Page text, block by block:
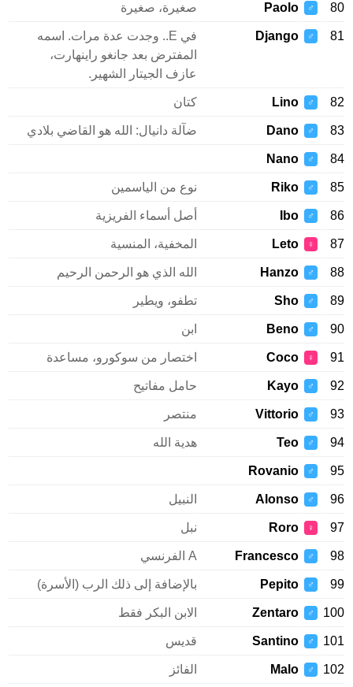
♂
Paolo صغيرة، صغيرة
♂
Django
في E.. وجدت عدة مرات. اسمه
المفترض بعد جانغو راينهارت،
عازف الجيتار الشهير.
♂
Lino كتان
♂
Dano ضآلة دانيال: الله هو القاضي بلادي
♂
Nano
♂
Riko نوع من الياسمين
♂
Ibo أصل أسماء الفريزية
♀
Leto المخفية، المنسية
♂
Hanzo الله الذي هو الرحمن الرحيم
♂
Sho تطفو، ويطير
♂
Beno
♀
Coco اختصار من سوكورو، مساعدة
♂
Kayo حامل مفاتيح
♂
Vittorio منتصر
♂
Teo هدية الله
♂
Rovanio
♂
Alonso النبيل
♀
Roro
♂
Francesco
♂
Pepito بالإضافة إلى ذلك الرب (الأسرة)
♂
Zentaro الابن البكر فقط
♂
Santino قديس
♂
Malo الفائز